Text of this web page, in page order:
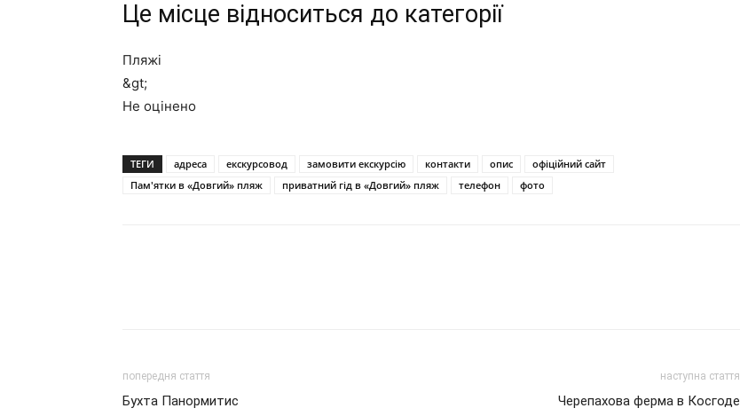
Це місце відноситься до категорії
Пляжі
&gt;
Не оцінено
ТЕГИ адреса екскурсовод замовити екскурсію контакти опис
офіційний сайт
Пам'ятки в «Довгий» пляж
приватний гід в «Довгий» пляж телефон фото
попередня стаття
Бухта Панормитис
наступна стаття
Черепахова ферма в Косгоде